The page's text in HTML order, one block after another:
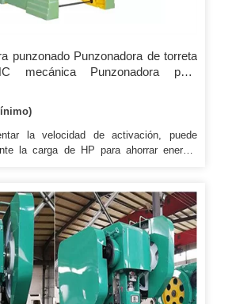
punzonado Punzonadora de torreta
mecánica Punzonadora para
chapa Fabricación de paneles
la velocidad de activación, puede
la carga de HP para ahorrar energía
cinturón de sellado. Punzonadora de
para tubos de acero/hierro/aluminio
Machinery & Electronic Co.,Ltd.